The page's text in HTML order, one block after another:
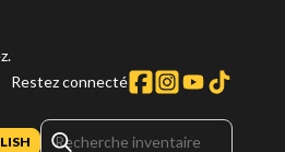
Restez connecté